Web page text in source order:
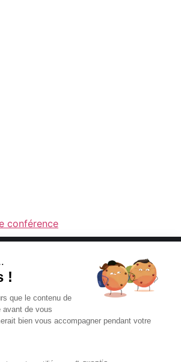
conférence
Poincaré - 10000 Troyes
!
que le contenu de
de vous
bien vous accompagner pendant votre